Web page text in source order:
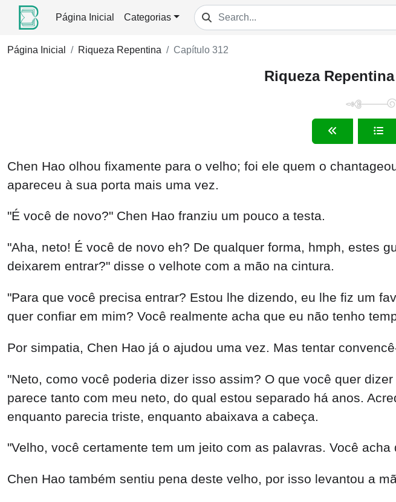
Página Inicial Categorias
Página Inicial Riqueza Repentina Capítulo 312
Riqueza
Chen Hao olhou fixamente para o velho; foi ele quem o
apareceu à sua porta mais uma vez.
"É você de novo?" Chen Hao franziu um pouco a testa.
"Aha, neto! É você de novo eh? De qualquer forma, hmph, estes
deixarem entrar?" disse o velhote com a mão na cintura.
"Para que você precisa entrar? Estou lhe dizendo, eu lhe fiz um
quer confiar em mim? Você realmente acha que eu não tenho
Por simpatia, Chen Hao já o ajudou uma vez. Mas tentar
"Neto, como você poderia dizer isso assim? O que você quer
parece tanto com meu neto, do qual estou separado há anos.
enquanto parecia triste, enquanto abaixava a cabeça.
"Velho, você certamente tem um jeito com as palavras. Você
Chen Hao também sentiu pena deste velho, por isso levantou a